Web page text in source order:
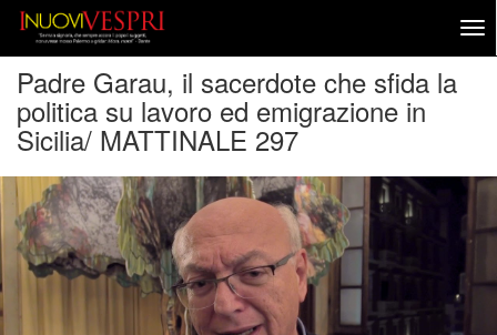
Padre Garau, il sacerdote che sfida la
politica su lavoro ed emigrazione in
Sicilia/ MATTINALE 297